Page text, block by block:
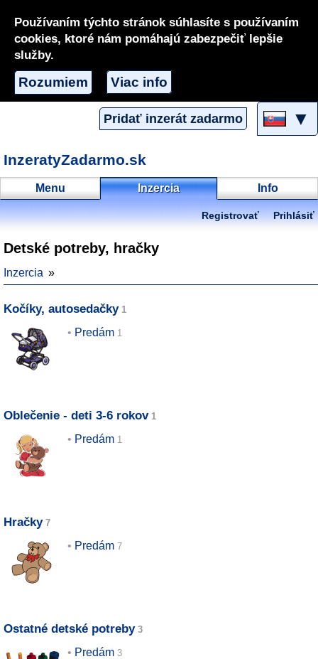
Používaním týchto stránok súhlasíte s používaním
cookies, ktoré nám pomáhajú zabezpečiť lepšie
služby.
Rozumiem Viac info
Pridať inzerát zadarmo ▼
InzeratyZadarmo.sk
Menu Inzercia Info
Registrovať Prihlásiť
Detské potreby, hračky
Inzercia
Kočíky, autosedačky
Predám
Oblečenie - deti 3-6 rokov
Predám
Hračky
Predám
Ostatné detské potreby
Predám